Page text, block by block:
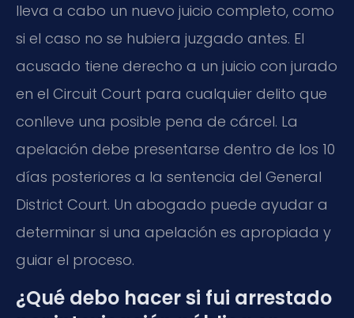
lleva a cabo un nuevo juicio completo, como
si el caso no se hubiera juzgado antes. El
acusado tiene derecho a un juicio con jurado
en el Circuit Court para cualquier delito que
conlleve una posible pena de cárcel. La
apelación debe presentarse dentro de los 10
días posteriores a la sentencia del General
District Court. Un abogado puede ayudar a
determinar si una apelación es apropiada y
guiar el proceso.
¿Qué debo hacer si fui arrestado